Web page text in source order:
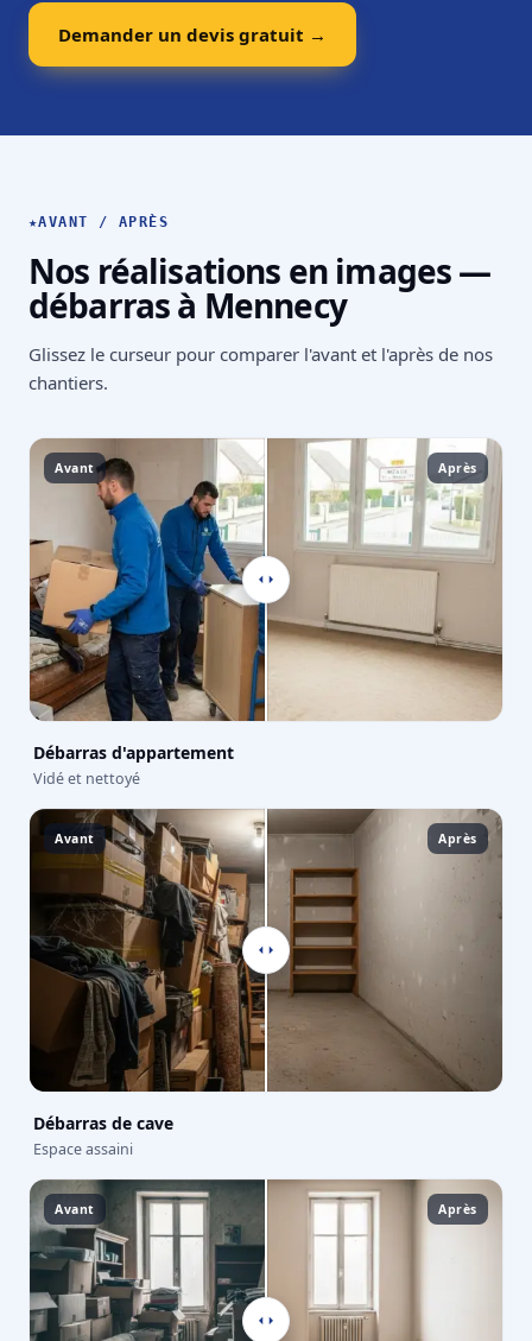
Demander un devis gratuit →
★AVANT / APRÈS
Nos réalisations en images —
débarras à Mennecy
Glissez le curseur pour comparer l'avant et l'après de nos
chantiers.
Avant Après
Débarras d'appartement
Vidé et nettoyé
Avant Après
Débarras de cave
Espace assaini
Avant Après